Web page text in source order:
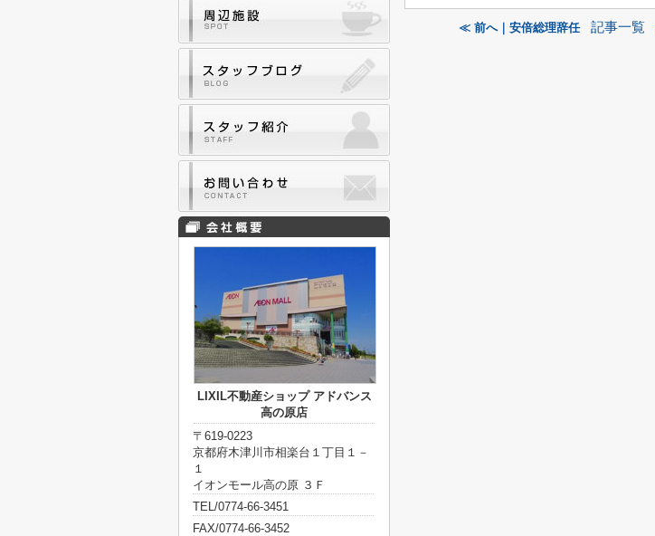
≪ 前へ｜安倍総理辞任 記事一覧
LIXIL不動産ショップ アドバンス
高の原店
〒619-0223
京都府木津川市相楽台１丁目１－
１
イオンモール高の原 ３Ｆ
TEL/0774-66-3451
FAX/0774-66-3452